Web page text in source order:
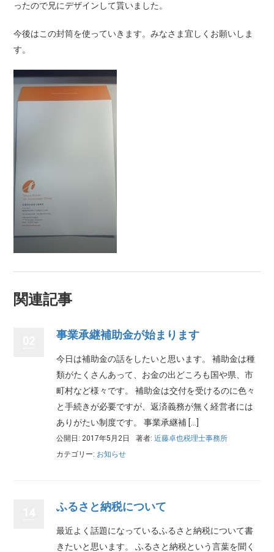
ったので兄にデザインして貰いました。
今後はこの封筒を使っていきます。みなさま宜しくお願いしま
す。
関連記事
事業承継補助金が始まります
今日は補助金の話をしたいと思います。 補助金は種
類がたくさんあって、お金の出どころも国や県、市
町村など様々です。 補助金は交付を受けるのに色々
と手続きが必要ですが、返済義務が無く経営者には
ありがたい制度です。 事業承継補 […]
公開日: 2017年5月2日 著者:近藤卓也税理士事務所
カテゴリー: お知らせ
ふるさと納税について
最近よく話題になっているふるさと納税について書
きたいと思います。 ふるさと納税という言葉を聞く